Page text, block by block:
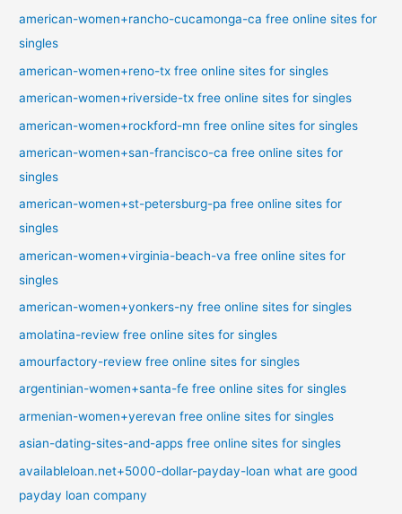
american-women+rancho-cucamonga-ca free online sites for
singles
american-women+reno-tx free online sites for singles
american-women+riverside-tx free online sites for singles
american-women+rockford-mn free online sites for singles
american-women+san-francisco-ca free online sites for
singles
american-women+st-petersburg-pa free online sites for
singles
american-women+virginia-beach-va free online sites for
singles
american-women+yonkers-ny free online sites for singles
amolatina-review free online sites for singles
amourfactory-review free online sites for singles
argentinian-women+santa-fe free online sites for singles
armenian-women+yerevan free online sites for singles
asian-dating-sites-and-apps free online sites for singles
availableloan.net+5000-dollar-payday-loan what are good
payday loan company